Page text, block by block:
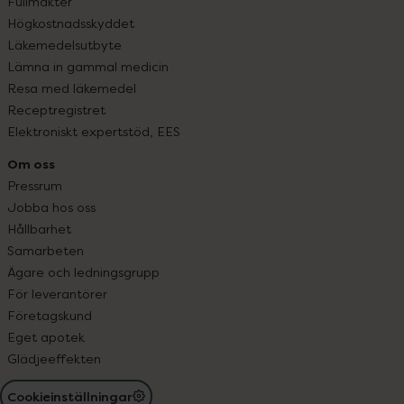
Högkostnadsskyddet
Läkemedelsutbyte
Lämna in gammal medicin
Resa med läkemedel
Receptregistret
Elektroniskt expertstöd, EES
Om oss
Pressrum
Jobba hos oss
Hållbarhet
Samarbeten
Ägare och ledningsgrupp
För leverantörer
Företagskund
Eget apotek
Glädjeeffekten
Cookieinställningar